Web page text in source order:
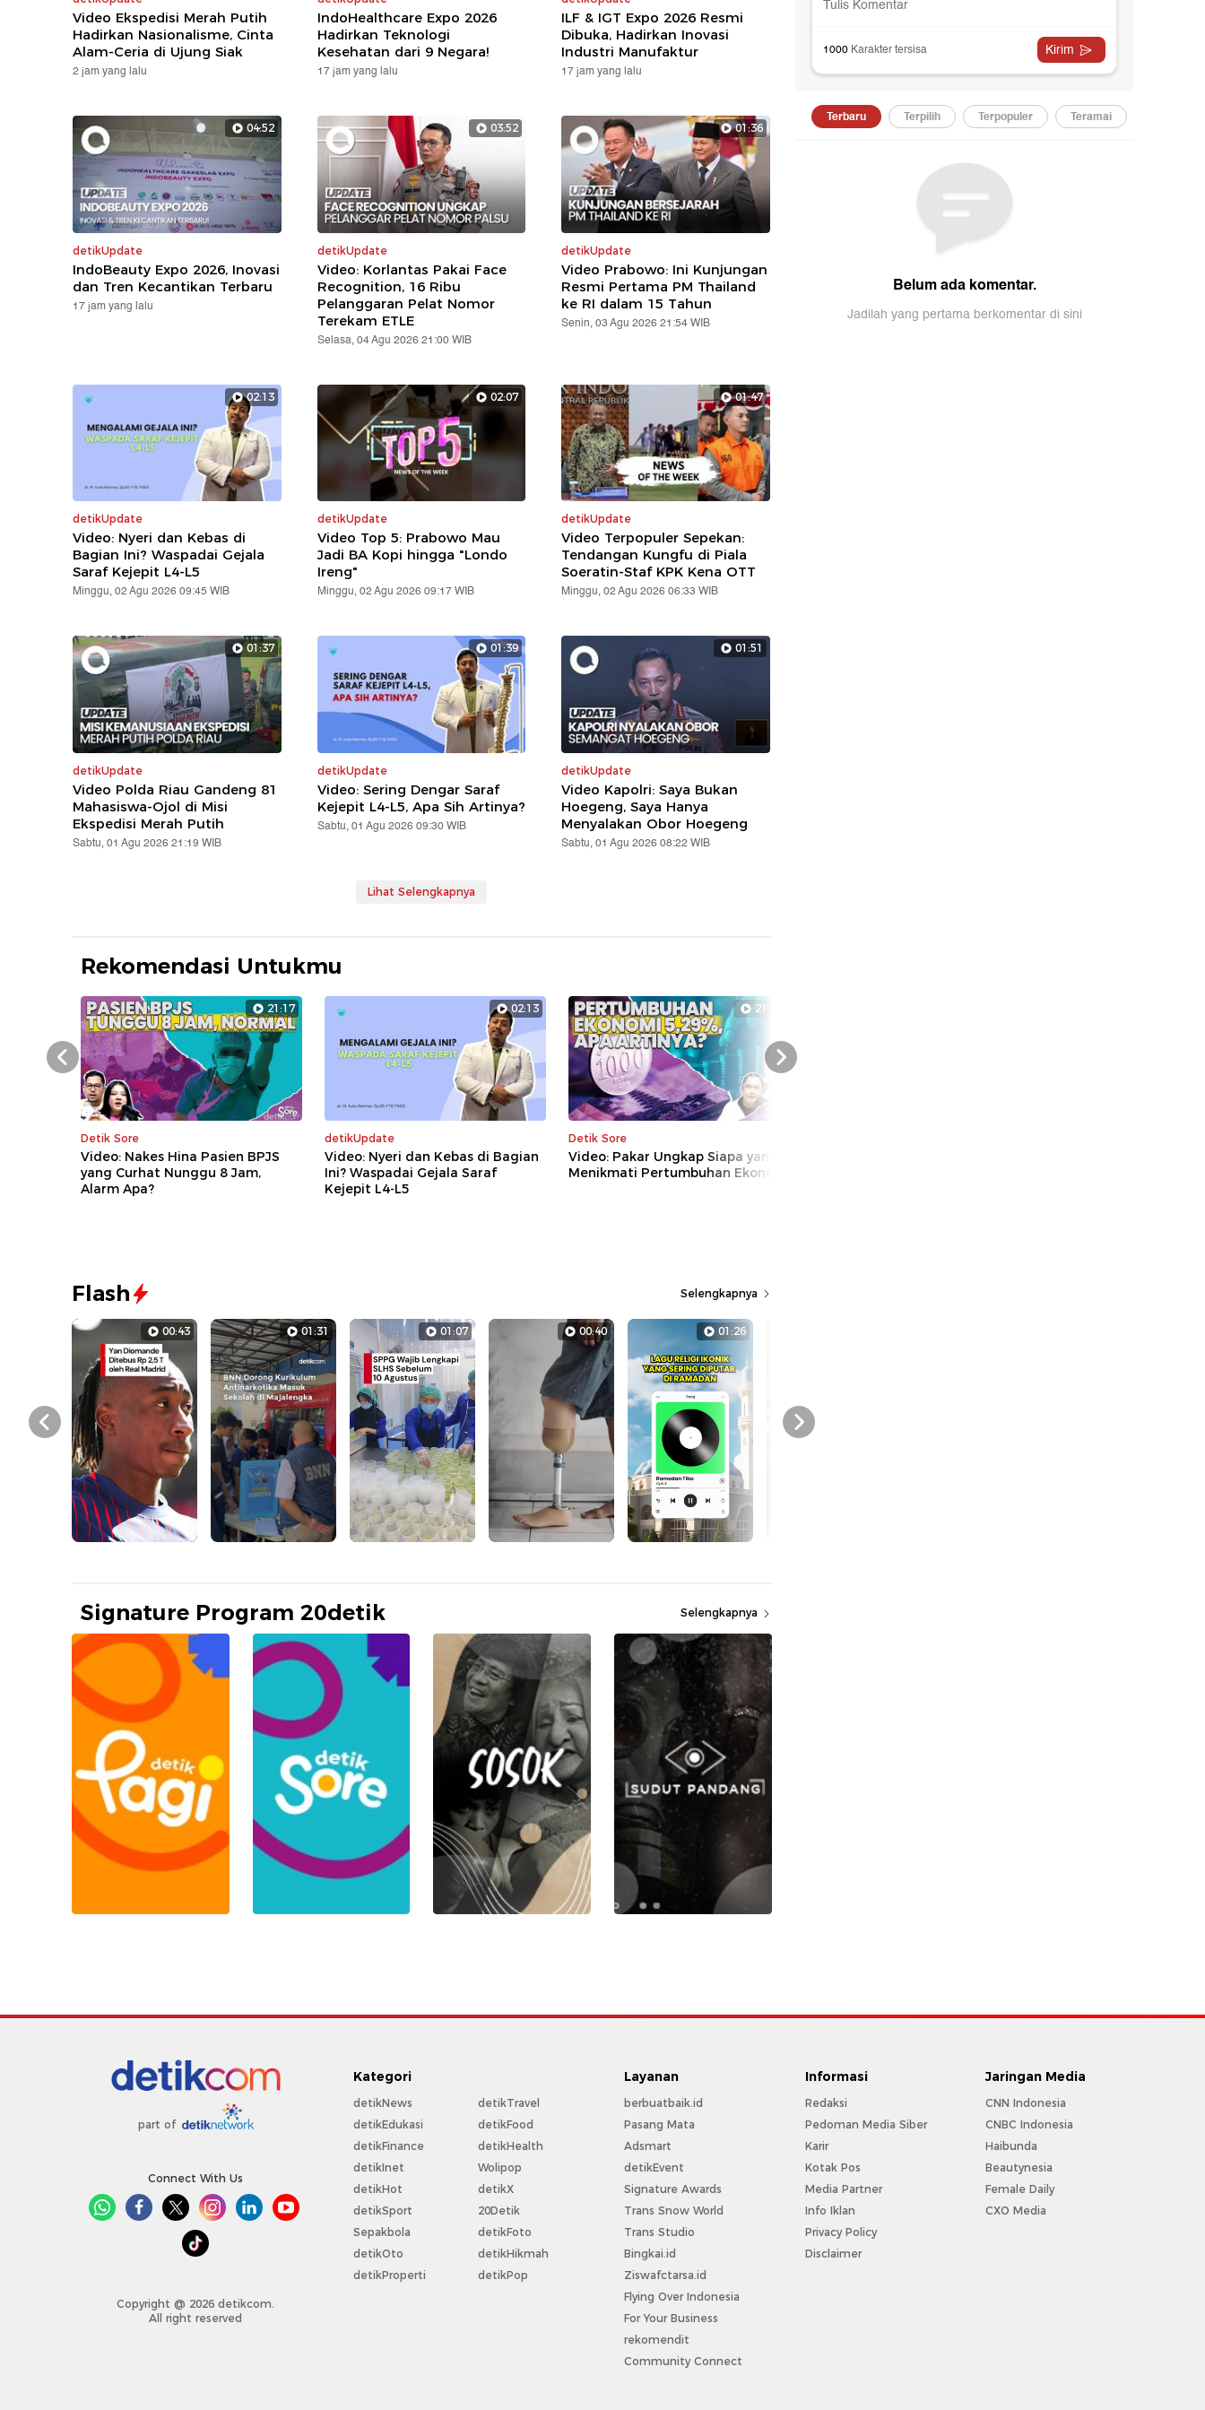
Video Ekspedisi Merah Putih
Hadirkan Nasionalisme, Cinta
Alam-Ceria di Ujung Siak
2 jam yang lalu
IndoHealthcare Expo 2026
Hadirkan Teknologi
Kesehatan dari 9 Negara!
17 jam yang lalu
ILF & IGT Expo 2026 Resmi
Dibuka, Hadirkan Inovasi
Industri Manufaktur
17 jam yang lalu
04:52
detikUpdate
IndoBeauty Expo 2026, Inovasi
dan Tren Kecantikan Terbaru
17 jam yang lalu
03:52
detikUpdate
Video: Korlantas Pakai Face
Recognition, 16 Ribu
Pelanggaran Pelat Nomor
Terekam ETLE
Selasa, 04 Agu 2026 21:00 WIB
01:36
detikUpdate
Video Prabowo: Ini Kunjungan
Resmi Pertama PM Thailand
ke RI dalam 15 Tahun
Senin, 03 Agu 2026 21:54 WIB
02:13
detikUpdate
Video: Nyeri dan Kebas di
Bagian Ini? Waspadai Gejala
Saraf Kejepit L4-L5
Minggu, 02 Agu 2026 09:45 WIB
02:07
detikUpdate
Video Top 5: Prabowo Mau
Jadi BA Kopi hingga "Londo
Ireng"
Minggu, 02 Agu 2026 09:17 WIB
01:47
detikUpdate
Video Terpopuler Sepekan:
Tendangan Kungfu di Piala
Soeratin-Staf KPK Kena OTT
Minggu, 02 Agu 2026 06:33 WIB
01:37
detikUpdate
Video Polda Riau Gandeng 81
Mahasiswa-Ojol di Misi
Ekspedisi Merah Putih
Sabtu, 01 Agu 2026 21:19 WIB
01:39
detikUpdate
Video: Sering Dengar Saraf
Kejepit L4-L5, Apa Sih Artinya?
Sabtu, 01 Agu 2026 09:30 WIB
01:51
detikUpdate
Video Kapolri: Saya Bukan
Hoegeng, Saya Hanya
Menyalakan Obor Hoegeng
Sabtu, 01 Agu 2026 08:22 WIB
Lihat Selengkapnya
Rekomendasi Untukmu
21:17
Detik Sore
Video: Nakes Hina Pasien BPJS
yang Curhat Nunggu 8 Jam,
Alarm Apa?
02:13
detikUpdate
Video: Nyeri dan Kebas di Bagian
Ini? Waspadai Gejala Saraf
Kejepit L4-L5
21:17
Detik Sore
Video: Pakar Ungkap Siapa yang
Menikmati Pertumbuhan Ekonomi
Prev Next
Flash Selengkapnya
00:43 01:31 01:07 00:40 01:26
Prev Next
Signature Program 20detik Selengkapnya
part of
Connect With Us
Copyright @ 2026 detikcom.
All right reserved
Kategori
detikNews
detikEdukasi
detikFinance
detikInet
detikHot
detikSport
Sepakbola
detikOto
detikProperti
detikTravel
detikFood
detikHealth
Wolipop
detikX
20Detik
detikFoto
detikHikmah
detikPop
Layanan
berbuatbaik.id
Pasang Mata
Adsmart
detikEvent
Signature Awards
Trans Snow World
Trans Studio
Bingkai.id
Ziswafctarsa.id
Flying Over Indonesia
For Your Business
rekomendit
Community Connect
Informasi
Redaksi
Pedoman Media Siber
Karir
Kotak Pos
Media Partner
Info Iklan
Privacy Policy
Disclaimer
Jaringan Media
CNN Indonesia
CNBC Indonesia
Haibunda
Beautynesia
Female Daily
CXO Media